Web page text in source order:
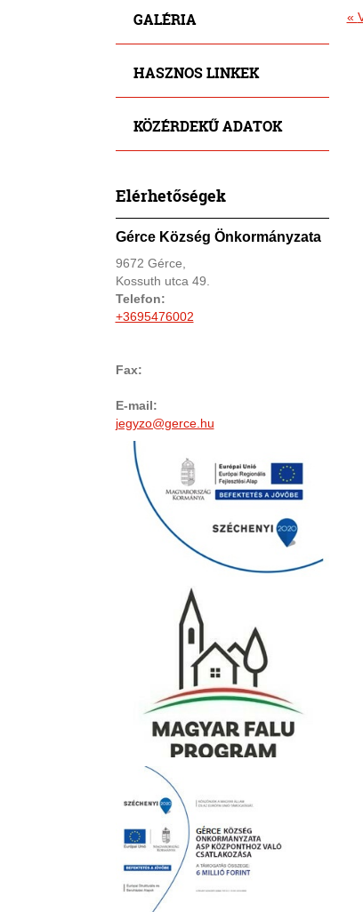
GALÉRIA
HASZNOS LINKEK
KÖZÉRDEKŰ ADATOK
Elérhetőségek
Gérce Község Önkormányzata
9672 Gérce,
Kossuth utca 49.
Telefon:
+3695476002
Fax:
E-mail:
jegyzo@gerce.hu
«